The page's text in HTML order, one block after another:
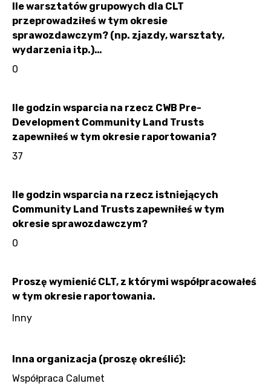
Ile warsztatów grupowych dla CLT
przeprowadziłeś w tym okresie
sprawozdawczym? (np. zjazdy, warsztaty,
wydarzenia itp.)…
0
Ile godzin wsparcia na rzecz CWB Pre-
Development Community Land Trusts
zapewniłeś w tym okresie raportowania?
37
Ile godzin wsparcia na rzecz istniejących
Community Land Trusts zapewniłeś w tym
okresie sprawozdawczym?
0
Proszę wymienić CLT, z którymi współpracowałeś
w tym okresie raportowania.
Inny
Inna organizacja (proszę określić):
Współpraca Calumet